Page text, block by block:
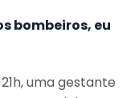
bombeiros, eu
uma gestante